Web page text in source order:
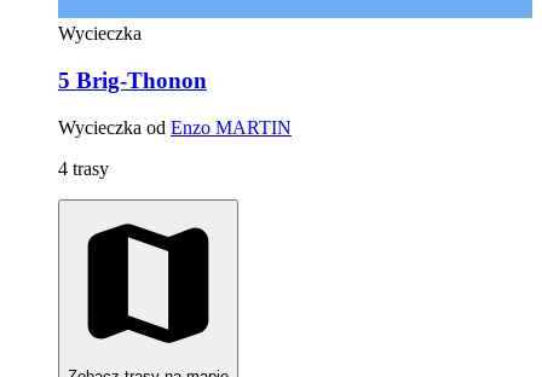
Wycieczka
5 Brig-Thonon
Wycieczka od Enzo MARTIN
4 trasy